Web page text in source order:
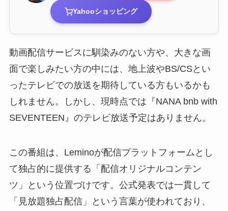
Yahooショッピング
動画配信サービスに馴染みのない方や、大きな画
面で楽しみたい方の中には、地上波やBS/CSとい
ったテレビでの放送を期待している方もいるかも
しれません。しかし、現時点では『NANA bnb with
SEVENTEEN』のテレビ放送予定はありません。
この番組は、Leminoが配信プラットフォームとし
て独占的に提供する「配信オリジナルコンテン
ツ」という位置づけです。公式発表では一貫して
「見放題独占配信」という言葉が使われており、